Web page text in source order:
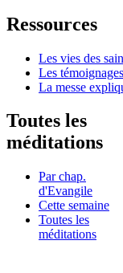
Ressources
Les vies des
Les témoignages
La messe
Toutes les
méditations
Par chap.
d'Evangile
Cette semaine
Toutes les
méditations